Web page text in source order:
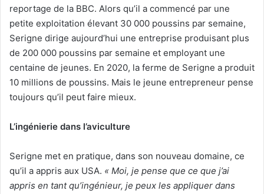
reportage de la BBC. Alors qu’il a commencé par une
petite exploitation élevant 30 000 poussins par semaine,
Serigne dirige aujourd’hui une entreprise produisant plus
de 200 000 poussins par semaine et employant une
centaine de jeunes. En 2020, la ferme de Serigne a produit
10 millions de poussins. Mais le jeune entrepreneur pense
toujours qu’il peut faire mieux.
L’ingénierie dans l’aviculture
Serigne met en pratique, dans son nouveau domaine, ce
qu’il a appris aux USA. « Moi, je pense que ce que j’ai
appris en tant qu’ingénieur, je peux les appliquer dans